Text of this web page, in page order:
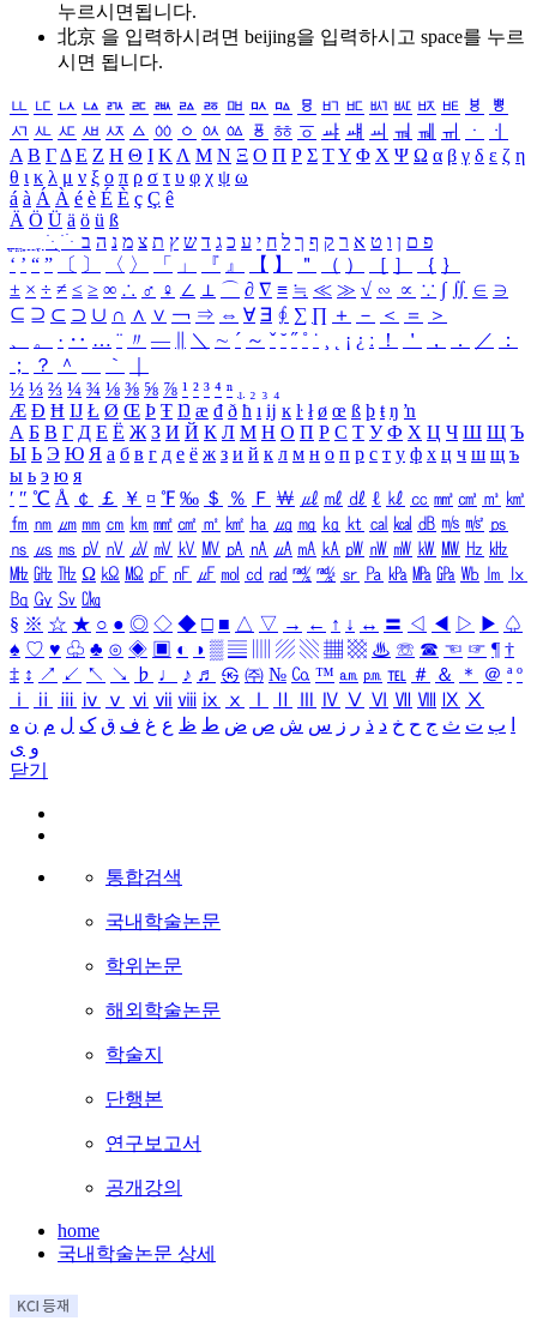
누르시면됩니다.
北京 을 입력하시려면 beijing을 입력하시고 space를 누르
시면 됩니다.
ㅥ ㅦ ㅧ ㅨ ㅩ ㅪ ㅫ ㅬ ㅭ ㅮ ㅯ ㅰ ㅱ ㅲ ㅳ ㅴ ㅵ ㅶ ㅷ ㅸ
ㅹ
ㅺ ㅻ ㅼ ㅽ ㅾ ㅿ ㆀ ㆁ ㆂ ㆃ ㆄ ㆅ ㆆ ㆇ ㆈ ㆉ ㆊ ㆋ ㆌ ㆍ
ㆎ
Α Β ΓΔ Ε Ζ Η Θ Ι ΚΛ Μ Ν Ξ Ο Π Ρ Σ ΤΥ Φ Χ Ψ Ω α β γ δ ε ζ η
θ ι κ λ μ ν ξ ο π ρ σ τ υ φ χ ψ ω
á à Á À é è É È ç Ç ê
Ä Ö Ü ä ö ü ß
ִֶֹ ֻּ ׁׂ פ ם ן ו ט א ר ק ף ך ל ח י ע כ ג ד ש ץ ת צ מ נ ה ב
‘ ’ “ ” 〔 〕 〈 〉 「 」 『 』 【 】 ＂ （ ） ［ ］ ｛ ｝
± × ÷ ≠ ≤ ≥ ∞ ∴ ♂ ♀ ∠ ⊥ ⌒ ∂ ∇ ≡ ≒ ≪ ≫ √ ∽ ∝ ∵ ∫ ∬ ∈ ∋
⊆ ⊇ ⊂ ⊃ ∪ ∩ ∧ ∨ ￢ ⇒ ⇔ ∀ ∃ ∮ ∑ ∏ ＋ － ＜ ＝
＞
、
。 · ‥ … ¨ 〃 ― ＼ ∼ ´ ～ ˇ ˘ ˝ ˚ ˙ ¸ ¡ ¿ ː ！ ＇ ， ． ／
：
；
？ ＾ ｀
½ ⅓ ⅔ ¼ ¾ ⅛ ⅜ ⅝ ⅞ ¹ ² ³ ⁴ ⁿ ₁ ₂ ₃ ₄
Æ Ð Ħ Ĳ Ł Ø Œ Þ Ŧ Ŋ æ đ ð ħ ı ĳ ĸ ŀ ł ø œ ß þ ŧ ŋ ŉ
А Б В Г Д Е Ё Ж З И Й К Л М Н О П Р С Т У Ф Х Ц Ч Ш Щ Ъ
Ы Ь Э Ю Я а б в г д е ё ж з и й к л м н о п р с т у ф х ц ч ш щ ъ
ы ь э ю я
′ ″ ℃ Å ￠ ￡ ￥ ¤ ℉ ‰ ＄ ％ Ｆ ￦ ㎕ ㎖ ㎗ ℓ ㎘ ㏄ ㎣ ㎤ ㎥ ㎦
㎙ ㎚ ㎛ ㎜ ㎝ ㎞ ㎟ ㎠ ㎡ ㎢ ㏊ ㎍ ㎎ ㎏ ㏏ ㎈ ㎉ ㏈ ㎧ ㎨ ㎰
㎱ ㎲ ㎳ ㎴ ㎵ ㎶ ㎷ ㎸ ㎹ ㎀ ㎁ ㎂ ㎃ ㎄ ㎺ ㎻ ㎽ ㎾ ㎿ ㎐ ㎑
㎒ ㎓ ㎔ Ω ㏀ ㏁ ㎊ ㎋ ㎌ ㏖ ㏅ ㎭ ㎮ ㎯ ㏛ ㎩ ㎪ ㎫ ㎬ ㏝ ㏐
㏓
㏃ ㏉ ㏜ ㏆
§ ※ ☆ ★ ○ ● ◎ ◇ ◆ □ ■ △ ▽ → ← ↑ ↓ ↔ 〓 ◁ ◀ ▷ ▶ ♤
♠ ♡ ♥ ♧ ♣ ⊙ ◈ ▣ ◐ ◑ ▒ ▤ ▨ ▧ ▦ ▩ ♨ ☏ ☎ ☜ ☞ ¶ †
‡ ↕ ↗ ↙ ↖ ↘ ♭ ♩ ♪ ♬ ㉿ ㈜ № ㏇ ™ ㏂ ㏘ ℡ ＃ ＆ ＊ ＠ ª º
ⅰ
ⅱ ⅲ ⅳ ⅴ ⅵ ⅶ ⅷ ⅸ ⅹ Ⅳ Ⅴ Ⅵ Ⅶ Ⅷ Ⅸ Ⅹ
ب ت ث ج ح خ د ذ ر ز س ش ص ض ط ظ ع غ ف ق ک ل م ن ه
و ی
닫기
통합검색
국내학술논문
학위논문
해외학술논문
학술지
단행본
연구보고서
공개강의
home
국내학술논문 상세